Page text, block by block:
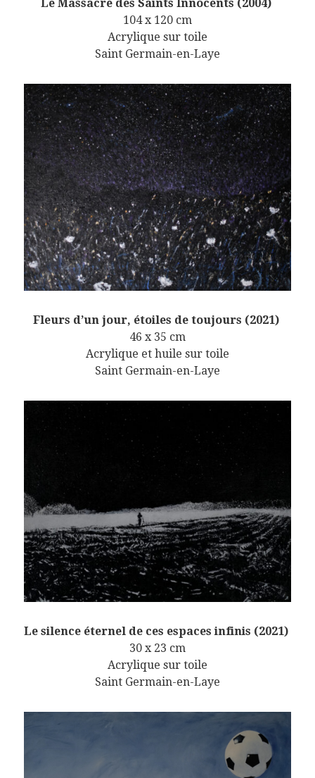
Le Massacre des Saints Innocents (2004)
104 x 120 cm
Acrylique sur toile
Saint Germain-en-Laye
Fleurs d’un jour, étoiles de toujours (2021)
46 x 35 cm
Acrylique et huile sur toile
Saint Germain-en-Laye
Le silence éternel de ces espaces infinis (2021)
30 x 23 cm
Acrylique sur toile
Saint Germain-en-Laye